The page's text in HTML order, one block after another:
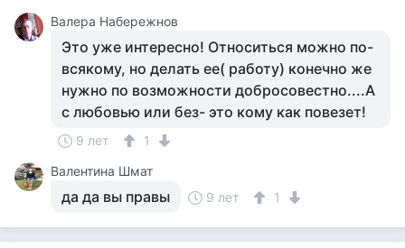
Валера Набережнов
Это уже интересно! Относиться можно по-
всякому, но делать ее( работу) конечно же
нужно по возможности добросовестно....А
с любовью или без- это кому как повезет!
9 лет
1
Валентина Шмат
да да вы правы 9 лет 1